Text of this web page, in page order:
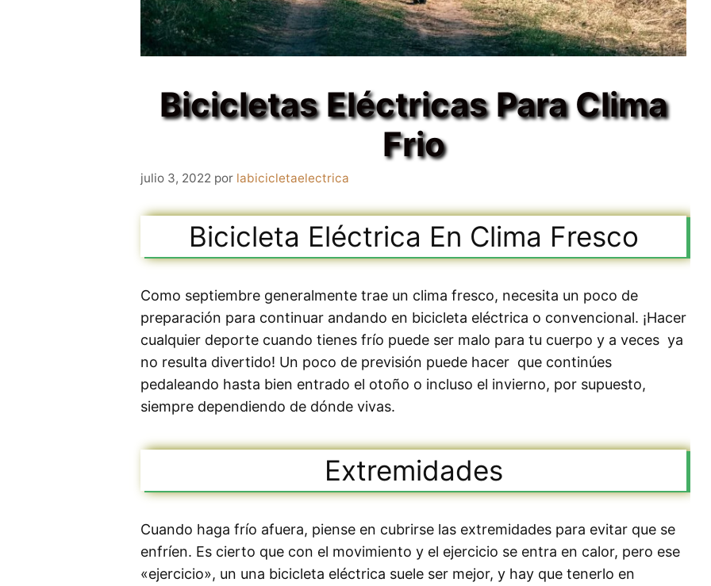
Bicicletas Eléctricas Para Clima
Frio
julio 3, 2022 por labicicletaelectrica
Bicicleta Eléctrica En Clima Fresco
Como septiembre generalmente trae un clima fresco, necesita un poco de
preparación para continuar andando en bicicleta eléctrica o convencional. ¡Hacer
cualquier deporte cuando tienes frío puede ser malo para tu cuerpo y a veces ya
no resulta divertido! Un poco de previsión puede hacer que continúes
pedaleando hasta bien entrado el otoño o incluso el invierno, por supuesto,
siempre dependiendo de dónde vivas.
Extremidades
Cuando haga frío afuera, piense en cubrirse las extremidades para evitar que se
enfríen. Es cierto que con el movimiento y el ejercicio se entra en calor, pero ese
«ejercicio», un una bicicleta eléctrica suele ser mejor, y hay que tenerlo en